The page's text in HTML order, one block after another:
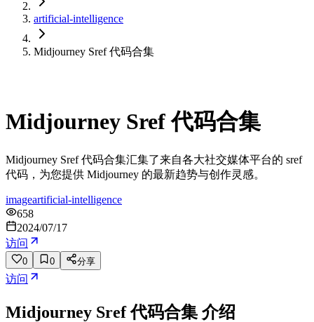
artificial-intelligence
Midjourney Sref 代码合集
Midjourney Sref 代码合集
Midjourney Sref 代码合集汇集了来自各大社交媒体平台的 sref
代码，为您提供 Midjourney 的最新趋势与创作灵感。
imageartificial-intelligence
658
2024/07/17
访问
0 0 分享
访问
Midjourney Sref 代码合集 介绍